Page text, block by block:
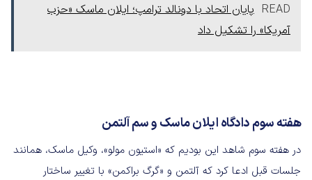
READ پایان اتحاد با دونالد ترامپ؛ ایلان ماسک «حزب
آمریکا» را تشکیل داد
هفته سوم دادگاه ایلان ماسک و سم آلتمن
در هفته سوم شاهد این بودیم که «استیون مولو»، وکیل ماسک، همانند
جلسات قبل ادعا کرد که آلتمن و «گرگ براکمن» با تغییر ساختار